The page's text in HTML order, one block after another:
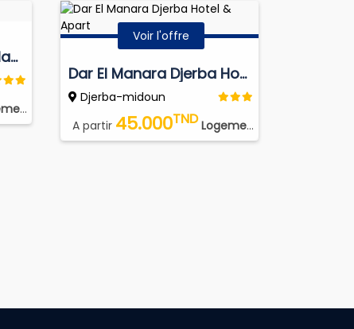
Iris Djerba Hotel & Thalasso
Voir l'offre
Dar El Manara Djerba Hotel & Apart
Djerba-midoun
A partir 45.000TND Logement Simple